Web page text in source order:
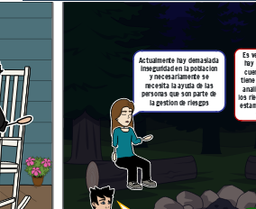
Es
hay
los
Actualmente hay demasiada
inseguridad en la poblacion
y necesariamente se
necesita la ayuda de las
personas que son parte de
la gestion de riesgps